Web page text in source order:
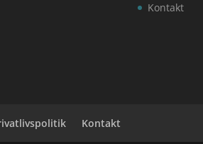
Kontakt
Kontakt